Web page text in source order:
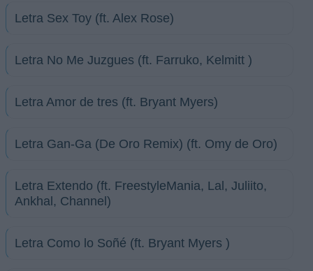
Letra Sex Toy (ft. Alex Rose)
Letra No Me Juzgues (ft. Farruko, Kelmitt )
Letra Amor de tres (ft. Bryant Myers)
Letra Gan-Ga (De Oro Remix) (ft. Omy de Oro)
Letra Extendo (ft. FreestyleMania, Lal, Juliito,
Ankhal, Channel)
Letra Como lo Soñé (ft. Bryant Myers )